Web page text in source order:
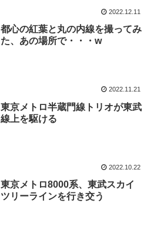
2022.12.11
都心の紅葉と丸の内線を撮ってみ
た、あの場所で・・・w
2022.11.21
東京メトロ半蔵門線トリオが東武
線上を駆ける
2022.10.22
東京メトロ8000系、東武スカイ
ツリーラインを行き交う